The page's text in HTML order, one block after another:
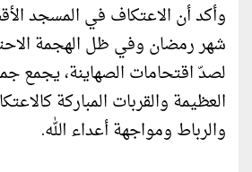
وأكد أن الاعتكاف في المسجد
شهر رمضان وفي ظل الهجمة
لصدّ اقتحامات الصهاينة، يجمع
العظيمة والقربات المباركة
والرباط ومواجهة أعداء الله.